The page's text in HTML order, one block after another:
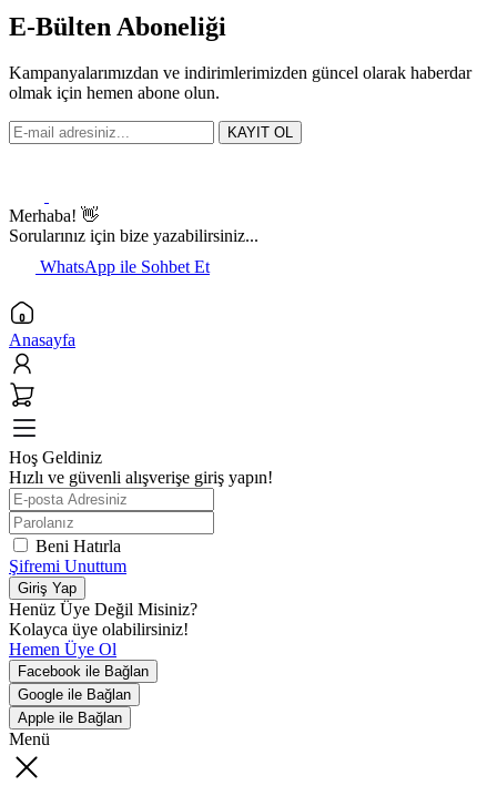
E-Bülten Aboneliği
Kampanyalarımızdan ve indirimlerimizden güncel olarak haberdar
olmak için hemen abone olun.
KAYIT OL
Merhaba! 👋
Sorularınız için bize yazabilirsiniz...
WhatsApp ile Sohbet Et
Anasayfa
Hoş Geldiniz
Hızlı ve güvenli alışverişe giriş yapın!
Beni Hatırla
Şifremi Unuttum
Giriş Yap
Henüz Üye Değil Misiniz?
Kolayca üye olabilirsiniz!
Hemen Üye Ol
Facebook ile Bağlan
Google ile Bağlan
Apple ile Bağlan
Menü